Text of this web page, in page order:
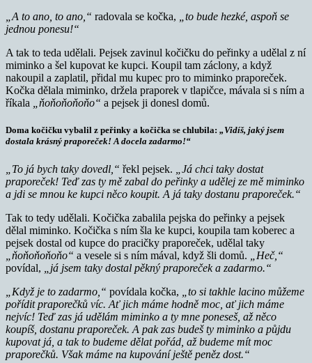
„A to ano, to ano,“ radovala se kočka,
„to bude hezké, aspoň se
jednou ponesu!“
A tak to teda udělali. Pejsek zavinul kočičku do peřinky a udělal z ní
miminko a šel kupovat ke kupci. Koupil tam záclony, a když
nakoupil a zaplatil, přidal mu kupec pro to miminko praporeček.
Kočka dělala miminko, držela praporek v tlapičce, mávala si s ním a
říkala
„ňoňoňoňoňo“ a pejsek ji donesl domů.
Doma kočičku vybalil z peřinky a kočička se chlubila: „Vidíš, jaký jsem
dostala krásný praporeček! A docela zadarmo!“
„To já bych taky dovedl,“ řekl pejsek.
„Já chci taky dostat
praporeček! Teď zas ty mě zabal do peřinky a udělej ze mě miminko
a jdi se mnou ke kupci něco koupit. A já taky dostanu praporeček.“
Tak to tedy udělali. Kočička zabalila pejska do peřinky a pejsek
dělal miminko. Kočička s ním šla ke kupci, koupila tam koberec a
pejsek dostal od kupce do pracičky praporeček, udělal taky
„ňoňoňoňoňo“ a vesele si s ním mával, když šli domů.
„Heč,“
povídal,
„já jsem taky dostal pěkný praporeček a zadarmo.“
„Když je to zadarmo,“ povídala kočka,
„to si takhle lacino můžeme
pořídit praporečků víc. Ať jich máme hodně moc, ať jich máme
nejvíc! Teď zas já udělám miminko a ty mne poneseš, až něco
koupíš, dostanu praporeček. A pak zas budeš ty miminko a půjdu
kupovat já, a tak to budeme dělat pořád, až budeme mít moc
praporečků. Však máme na kupování ještě peněz dost.“